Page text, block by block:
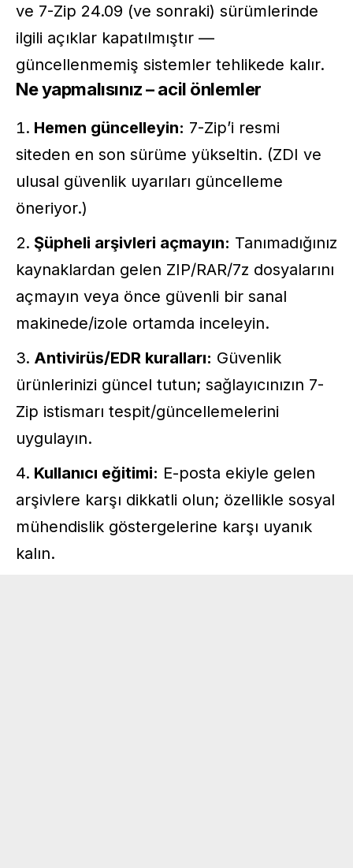
ve 7-Zip 24.09 (ve sonraki) sürümlerinde
ilgili açıklar kapatılmıştır —
güncellenmemiş sistemler tehlikede kalır.
Ne yapmalısınız – acil önlemler
Hemen güncelleyin: 7-Zip’i resmi
siteden en son sürüme yükseltin. (ZDI ve
ulusal güvenlik uyarıları güncelleme
öneriyor.)
Şüpheli arşivleri açmayın: Tanımadığınız
kaynaklardan gelen ZIP/RAR/7z dosyalarını
açmayın veya önce güvenli bir sanal
makinede/izole ortamda inceleyin.
Antivirüs/EDR kuralları: Güvenlik
ürünlerinizi güncel tutun; sağlayıcınızın 7-
Zip istismarı tespit/güncellemelerini
uygulayın.
Kullanıcı eğitimi: E-posta ekiyle gelen
arşivlere karşı dikkatli olun; özellikle sosyal
mühendislik göstergelerine karşı uyanık
kalın.